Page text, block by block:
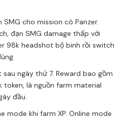
cho mission có Panzer.
đạn SMG damage thấp với
98k headshot bộ binh rồi switch
ngày thứ 7. Reward bao gồm
là nguồn farm material
đầu.
mode khi farm XP. Online mode